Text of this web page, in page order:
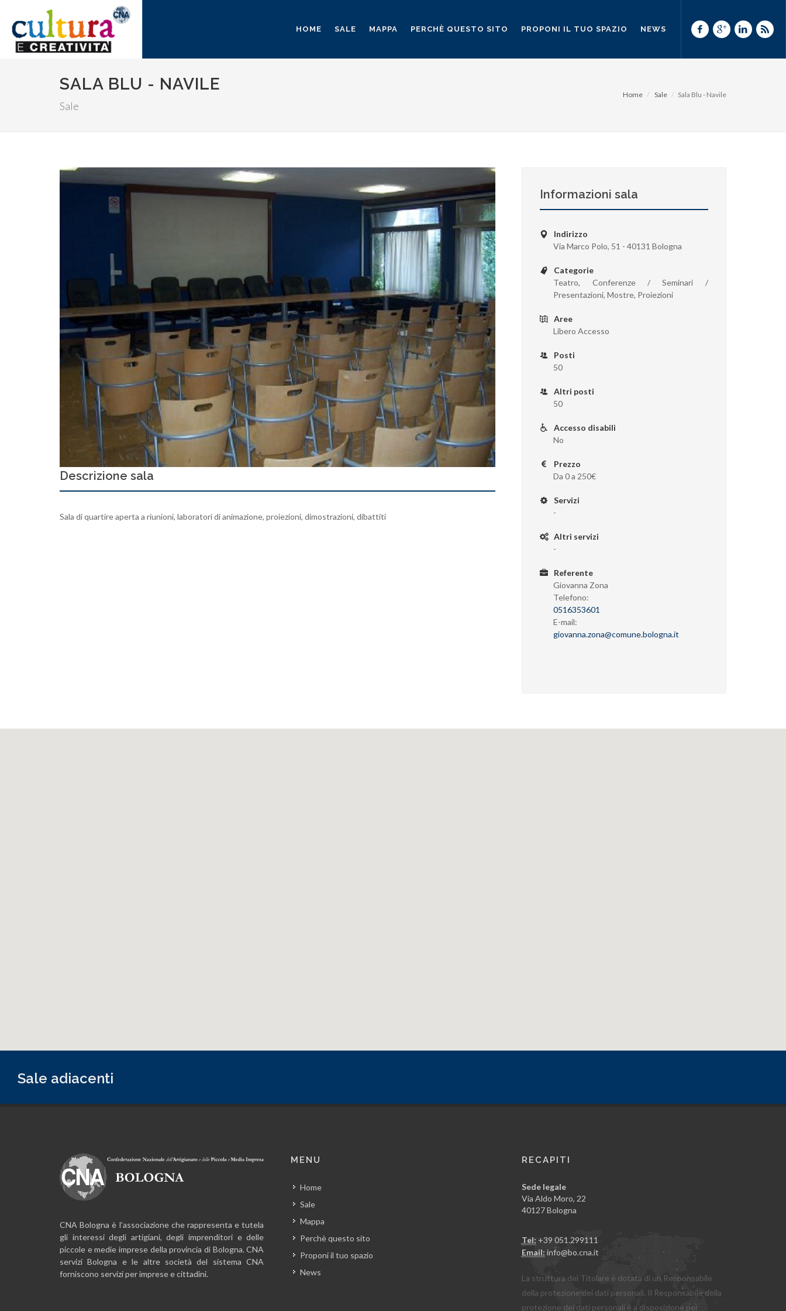
HOME SALE MAPPA PERCHÈ QUESTO SITO PROPONI IL TUO SPAZIO NEWS
SALA BLU - NAVILE
Sale
Home Sale Sala Blu - Navile
Descrizione sala
Sala di quartire aperta a riunioni, laboratori di animazione, proiezioni, dimostrazioni, dibattiti
Informazioni sala
Indirizzo
Via Marco Polo, 51 - 40131 Bologna
Categorie
Teatro, Conferenze / Seminari /
Presentazioni, Mostre, Proiezioni
Aree
Libero Accesso
Posti
50
Altri posti
50
Accesso disabili
No
Prezzo
Da 0 a 250€
Servizi
-
Altri servizi
-
Referente
Giovanna Zona
Telefono:
0516353601
E-mail:
giovanna.zona@comune.bologna.it
Sale adiacenti
CNA Bologna è l’associazione che rappresenta e tutela
gli interessi degli artigiani, degli imprenditori e delle
piccole e medie imprese della provincia di Bologna. CNA
servizi Bologna e le altre società del sistema CNA
forniscono servizi per imprese e cittadini.
MENU
Home
Sale
Mappa
Perchè questo sito
Proponi il tuo spazio
News
RECAPITI
Sede legale
Via Aldo Moro, 22
40127 Bologna
Tel: +39 051.299111
Email: info@bo.cna.it
La struttura del Titolare è dotata di un Responsabile
della protezione dei dati personali. Il Responsabile della
protezione dei dati personali è a disposizione per